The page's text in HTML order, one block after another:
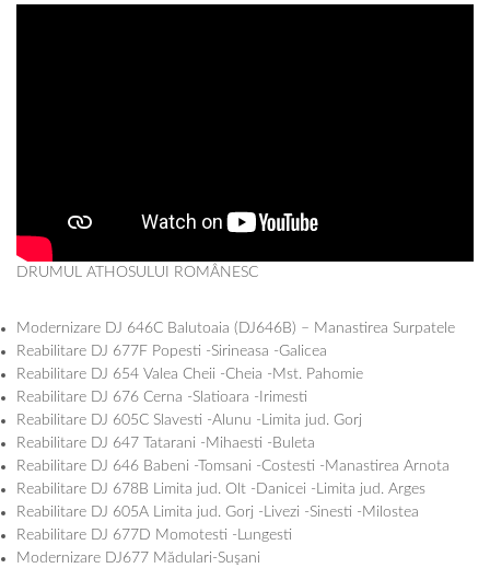
DRUMUL ATHOSULUI ROMÂNESC
Modernizare DJ 646C Balutoaia (DJ646B) – Manastirea Surpatele
Reabilitare DJ 677F Popesti -Sirineasa -Galicea
Reabilitare DJ 654 Valea Cheii -Cheia -Mst. Pahomie
Reabilitare DJ 676 Cerna -Slatioara -Irimesti
Reabilitare DJ 605C Slavesti -Alunu -Limita jud. Gorj
Reabilitare DJ 647 Tatarani -Mihaesti -Buleta
Reabilitare DJ 646 Babeni -Tomsani -Costesti -Manastirea Arnota
Reabilitare DJ 678B Limita jud. Olt -Danicei -Limita jud. Arges
Reabilitare DJ 605A Limita jud. Gorj -Livezi -Sinesti -Milostea
Reabilitare DJ 677D Momotesti -Lungesti
Modernizare DJ677 Mădulari-Suşani